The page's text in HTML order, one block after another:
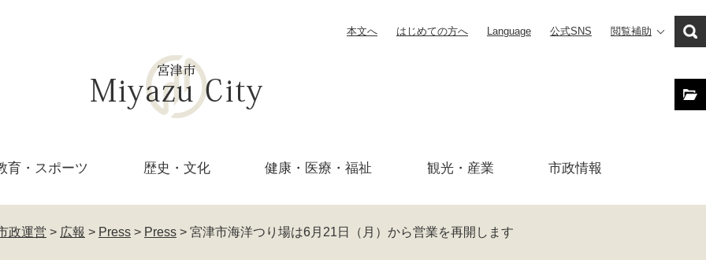
本文へ はじめての方へ Language 公式SNS 閲覧補助
育・ スポーツ 歴史・文化 健康・医療・ 福祉 観光・産業 市政情報
政運営 > 広報 > Press > Press > 宮津市海洋つり場は6月21日（月）から営業を再開します